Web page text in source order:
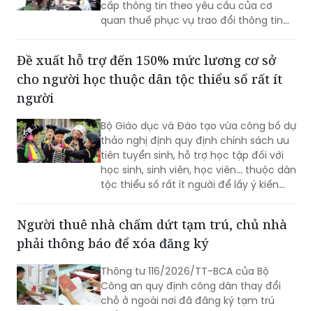
Theo quy định mới, tổ chức, cá nhân
chậm cung cấp, cung cấp không đầy
cấp thông tin theo yêu cầu của cơ
quan thuế phục vụ trao đổi thông tin
về thuế có thể bị phạt từ 10 đến 100
Đề xuất hỗ trợ đến 150% mức lương cơ sở
cho người học thuộc dân tộc thiểu số rất ít
người
Bộ Giáo dục và Đào tạo vừa công bố dự
thảo nghị định quy định chính sách ưu
học sinh, sinh viên, học viên... thuộc dân
tộc thiểu số rất ít người để lấy ý kiến
góp ý.
Người thuê nhà chấm dứt tạm trú, chủ nhà
phải thông báo để xóa đăng ký